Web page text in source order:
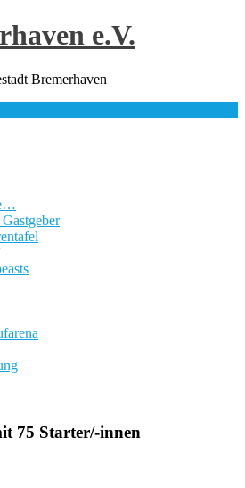
e.V.
Bremerhaven
75 Starter/-innen